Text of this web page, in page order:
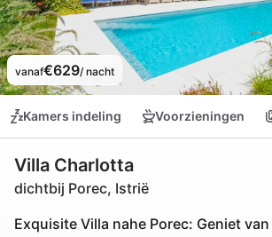
vanaf€629/ nacht
Kamers indeling Voorzieningen
Villa Charlotta
dichtbij Porec, Istrië
Exquisite Villa nahe Porec: Geniet